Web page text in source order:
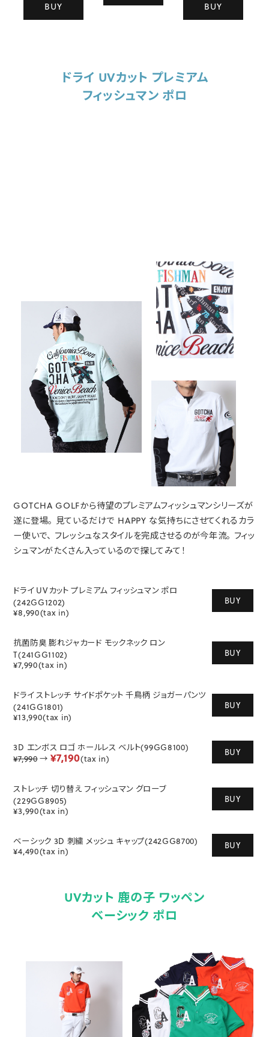
BUY
BUY
ドライ UVカット プレミアム
フィッシュマン ポロ
GOTCHA GOLFから待望のプレミアムフィッシュマンシリーズが
遂に登場。 見ているだけで HAPPY な気持ちにさせてくれるカラ
ー使いで、 フレッシュなスタイルを完成させるのが今年流。 フィッ
シュマンがたくさん入っているので探してみて！
ドライ UVカット プレミアム フィッシュマン ポロ
(242GG1202)
¥8,990(tax in)
BUY
抗菌防臭 膨れジャカード モックネック ロン
T(241GG1102)
¥7,990(tax in)
BUY
ドライ ストレッチ サイドポケット 千鳥柄 ジョガーパンツ
(241GG1801)
¥13,990(tax in)
BUY
3D エンボス ロゴ ホールレス ベルト(99GG8100)
¥7,990→ ¥7,190(tax in)
BUY
ストレッチ 切り替え フィッシュマン グローブ
(229GG8905)
¥3,990(tax in)
BUY
ベーシック 3D 刺繍 メッシュ キャップ(242GG8700)
¥4,490(tax in)
BUY
UVカット 鹿の子 ワッペン
ベーシック ポロ